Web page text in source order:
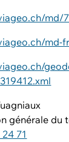
md/
md-
générale du
71